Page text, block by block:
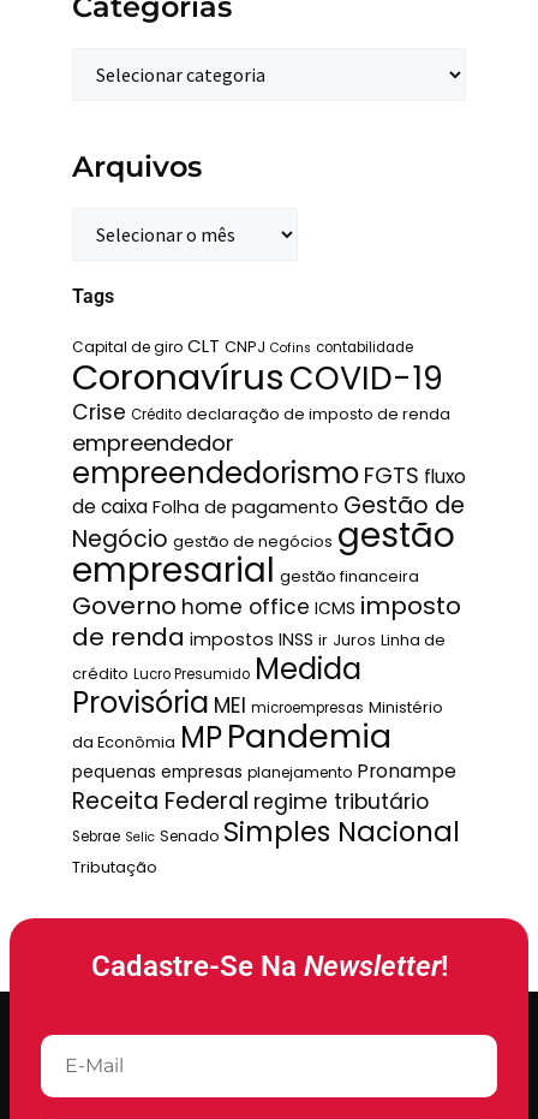
Arquivos
Tags
Capital de giro CLT CNPJ Cofins contabilidade
CoronavírusCOVID-19
Crise Crédito declaração de imposto de renda
empreendedor
empreendedorismo FGTS fluxo
de caixa Folha de pagamento Gestão de
Negócio gestão de negócios gestão
empresarial gestão financeira
Governo home office ICMS imposto
de renda impostos INSS ir Juros Linha de
crédito Lucro Presumido Medida
Provisória MEI microempresas Ministério
da Econômia MPPandemia
pequenas empresas planejamento Pronampe
Receita Federal regime tributário
Sebrae Selic Senado Simples Nacional
Tributação
Cadastre-Se Na Newsletter!